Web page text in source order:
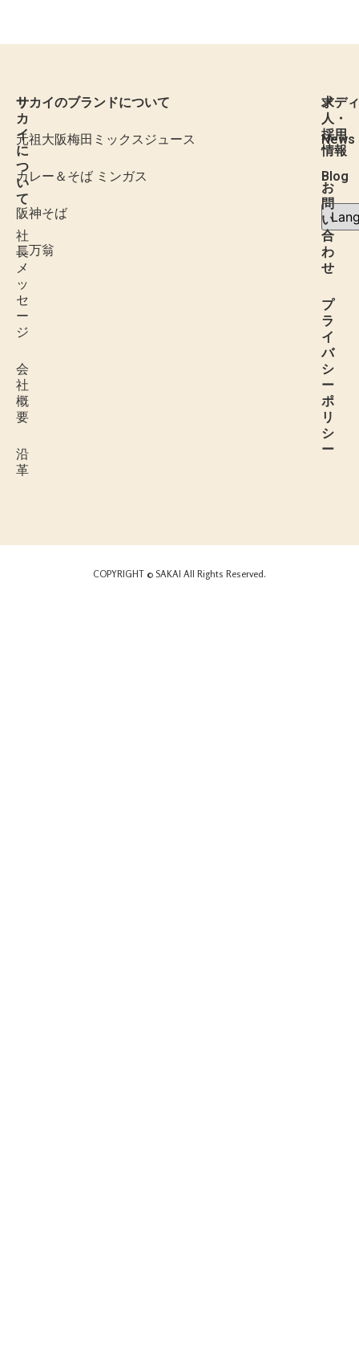
サ
カ
イ
に
つ
い
て
社
長
メ
ッ
セ
ー
ジ
会
社
概
要
沿
革
サカイのブランドについて
元祖大阪梅田ミックスジュース
カレー＆そば ミンガス
阪神そば
二万翁
求
人・
採用
情報
お
問
い
合
わ
せ
プ
ラ
イ
バ
シ
ー
ポ
リ
シ
ー
メデ
News
Blog
COPYRIGHT © SAKAI All Rights Reserved.